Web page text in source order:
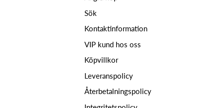
Sök
Kontaktinformation
VIP kund hos oss
Köpvillkor
Leveranspolicy
Återbetalningspolicy